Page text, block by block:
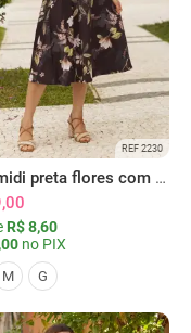
REF 2230
Saia midi preta flores com bolsos
R$ 8,60
no PIX
M G